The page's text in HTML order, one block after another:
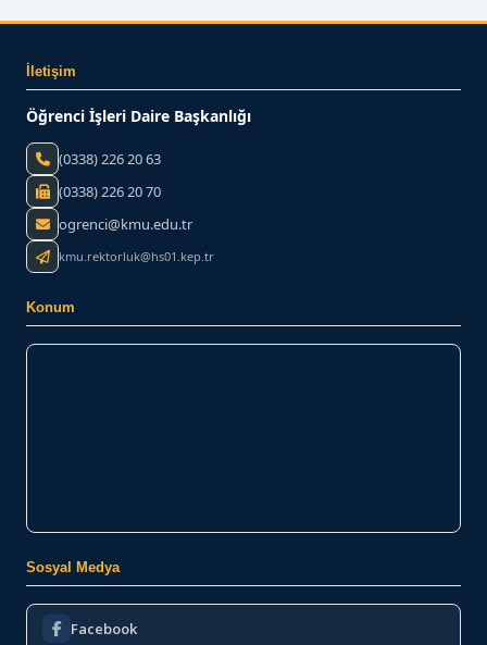
BİZE YAZIN
İletişim
Öğrenci İşleri Daire Başkanlığı
(0338) 226 20 63
(0338) 226 20 70
ogrenci@kmu.edu.tr
kmu.rektorluk@hs01.kep.tr
Konum
Sosyal Medya
Facebook